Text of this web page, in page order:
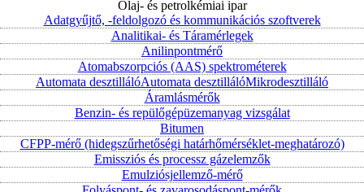
Olaj- és petrolkémiai ipar
Adatgyűjtő, -feldolgozó és kommunikációs szoftverek
Analitikai- és Táramérlegek
Anilinpontmérő
Atomabszorpciós (AAS) spektrométerek
Automata desztillálóAutomata desztillálóMikrodesztilláló
Áramlásmérők
Benzin- és repülőgépüzemanyag vizsgálat
Bitumen
CFPP-mérő (hidegszűrhetőségi határhőmérséklet-meghatározó)
Emissziós és processz gázelemzők
Emulziósjellemző-mérő